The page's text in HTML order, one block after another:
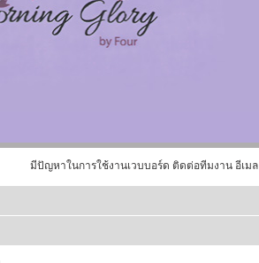
มีปัญหาในการใช้งานเวบบอร์ด ติดต่อทีมงาน อีเมล